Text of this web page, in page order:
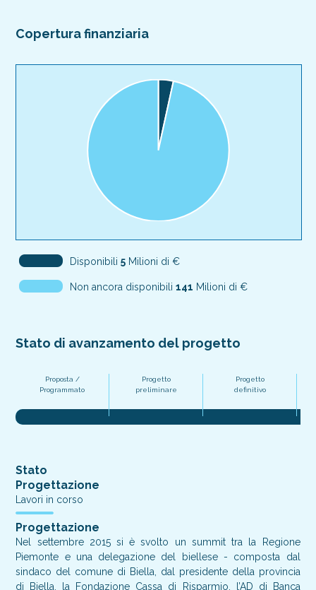
Copertura finanziaria
Disponibili5 Milioni di €
Non ancora disponibili141 Milioni di €
Stato di avanzamento del progetto
Proposta /
Programmato
Progetto
preliminare
Progetto
definitivo
Stato
Progettazione
Lavori in corso
Progettazione
Nel settembre 2015 si è svolto un summit tra la Regione
Piemonte e una delegazione del biellese - composta dal
sindaco del comune di Biella, dal presidente della provincia
di Biella, la Fondazione Cassa di Risparmio, l’AD di Banca